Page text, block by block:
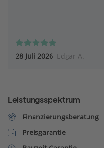
28 Juli 2026 Edgar A.
Leistungsspektrum
Finanzierungsberatung
Preisgarantie